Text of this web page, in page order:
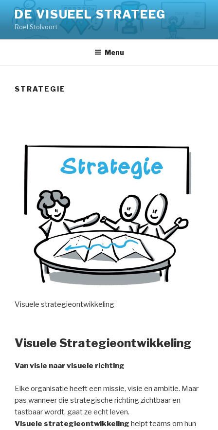
content
DE VISUEEL STRATEEG
Roel Stolvoort
Menu
STRATEGIE
Visuele strategieontwikkeling
Visuele Strategieontwikkeling
Van visie naar visuele richting
Elke organisatie heeft een missie, visie en ambitie. Maar
pas wanneer die strategische richting zichtbaar en
tastbaar wordt, gaat ze echt leven.
Visuele strategieontwikkeling helpt teams om hun